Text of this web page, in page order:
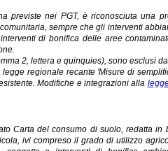
previste nei PGT, è riconosciuta una
sempre che gli interventi
di bonifica delle aree
2, lettera e quinquies), sono esclusi
regionale recante 'Misure di
Modifiche e integrazioni alla
Carta del consumo di suolo, redatta
ivi compreso il grado di utilizzo